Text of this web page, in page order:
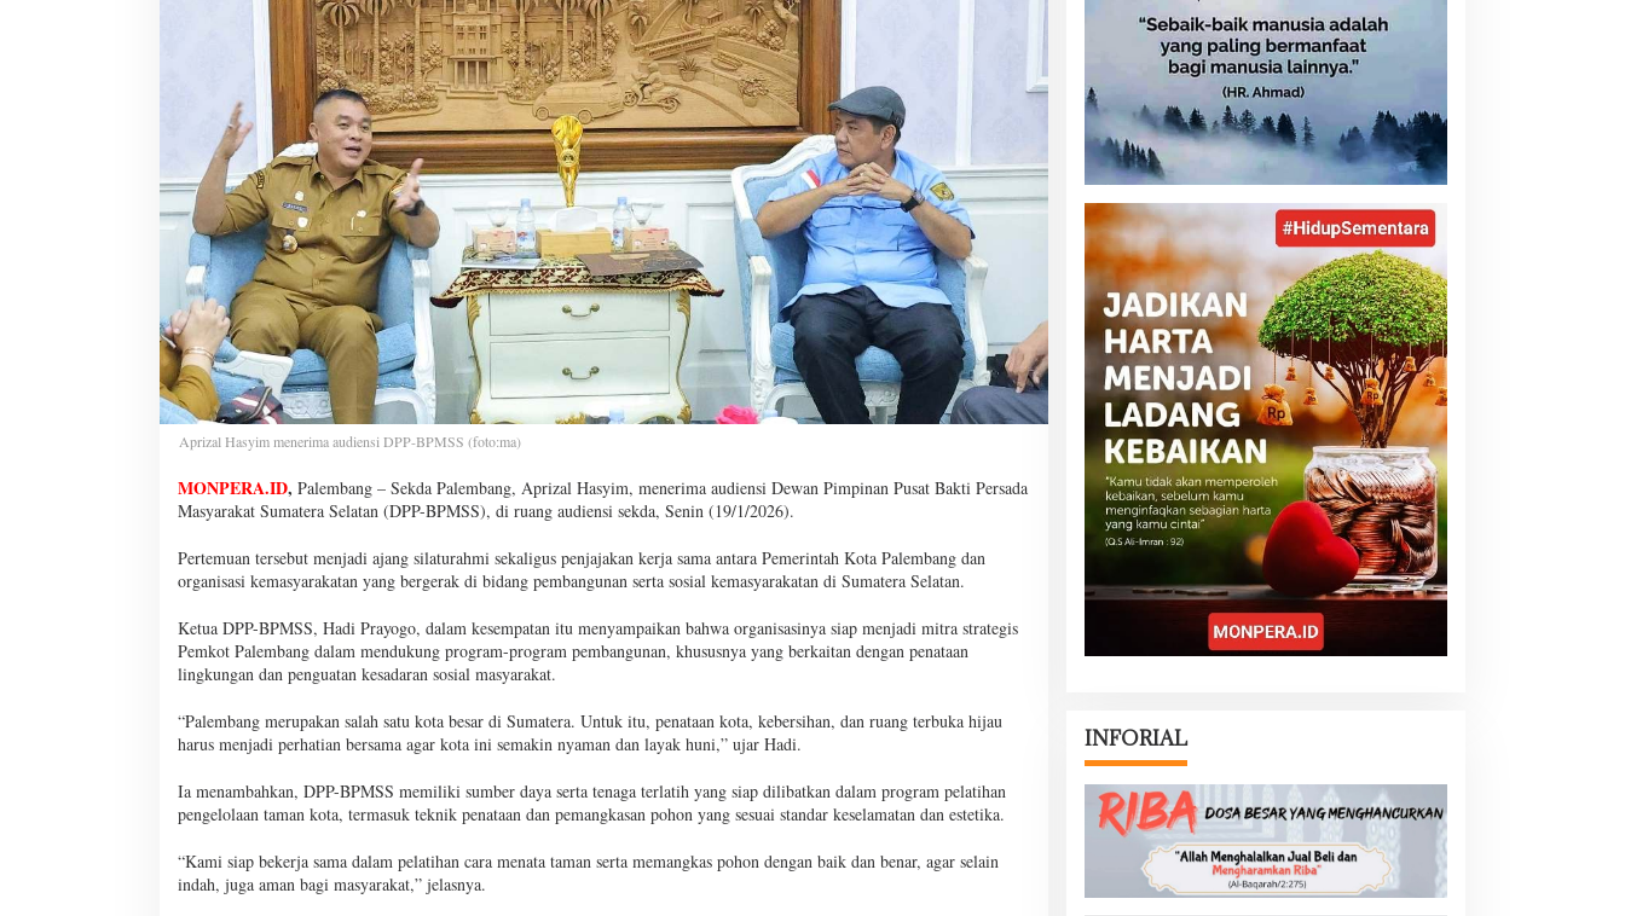
Aprizal Hasyim menerima audiensi DPP-BPMSS (foto:ma)
MONPERA.ID, Palembang – Sekda Palembang, Aprizal Hasyim, menerima audiensi Dewan Pimpinan Pusat Bakti Persada
Masyarakat Sumatera Selatan (DPP-BPMSS), di ruang audiensi sekda, Senin (19/1/2026).
Pertemuan tersebut menjadi ajang silaturahmi sekaligus penjajakan kerja sama antara Pemerintah Kota Palembang dan
organisasi kemasyarakatan yang bergerak di bidang pembangunan serta sosial kemasyarakatan di Sumatera Selatan.
Ketua DPP-BPMSS, Hadi Prayogo, dalam kesempatan itu menyampaikan bahwa organisasinya siap menjadi mitra strategis
Pemkot Palembang dalam mendukung program-program pembangunan, khususnya yang berkaitan dengan penataan
lingkungan dan penguatan kesadaran sosial masyarakat.
“Palembang merupakan salah satu kota besar di Sumatera. Untuk itu, penataan kota, kebersihan, dan ruang terbuka hijau
harus menjadi perhatian bersama agar kota ini semakin nyaman dan layak huni,” ujar Hadi.
Ia menambahkan, DPP-BPMSS memiliki sumber daya serta tenaga terlatih yang siap dilibatkan dalam program pelatihan
pengelolaan taman kota, termasuk teknik penataan dan pemangkasan pohon yang sesuai standar keselamatan dan estetika.
“Kami siap bekerja sama dalam pelatihan cara menata taman serta memangkas pohon dengan baik dan benar, agar selain
indah, juga aman bagi masyarakat,” jelasnya.
INFORIAL